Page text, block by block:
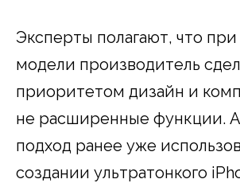
Эксперты полагают, что при
модели производитель
приоритетом дизайн и
не расширенные функции.
подход ранее уже
создании ультратонкого